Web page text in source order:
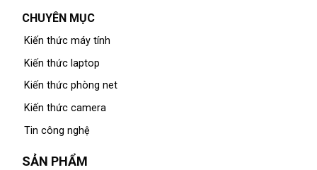
CHUYÊN MỤC
Kiến thức máy tính
Kiến thức laptop
Kiến thức phòng net
Kiến thức camera
Tin công nghệ
SẢN PHẨM